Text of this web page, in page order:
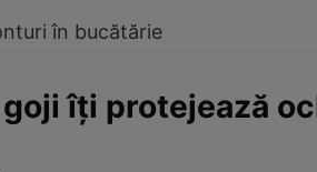
în bucătărie
îţi protejează